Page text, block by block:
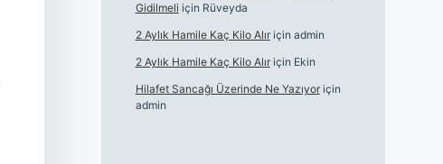
Gidilmeli için Rüveyda
2 Aylık Hamile Kaç Kilo Alıriçin admin
2 Aylık Hamile Kaç Kilo Alıriçin Ekin
Hilafet Sancağı Üzerinde Ne Yazıyoriçin
admin